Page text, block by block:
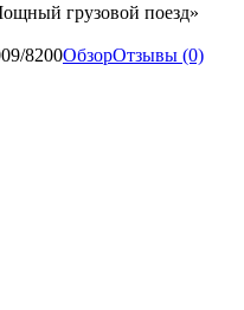
грузовой поезд»
8200ОбзорОтзывы (0)